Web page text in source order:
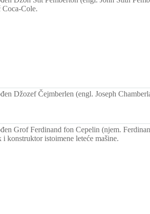
Coca-Cole.
Džozef Čejmberlen (engl. Joseph
Grof Ferdinand fon Cepelin (njem.
i konstruktor istoimene leteće mašine.